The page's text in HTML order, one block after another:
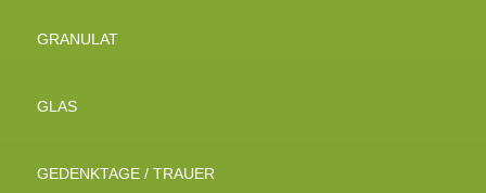
GRANULAT
GLAS
GEDENKTAGE / TRAUER